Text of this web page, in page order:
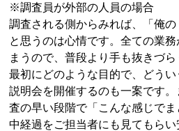
※調査員が外部の人員の場合
調査される側からみれば、「俺の
と思うのは心情です。全ての業
まうので、普段より手も抜きづら
最初にどのような目的で、どう
説明会を開催するのも一案です
査の早い段階で「こんな感じで
中経過をご担当者にも見てもら